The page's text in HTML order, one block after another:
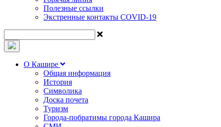
Полезные ссылки
Экстренные контакты COVID-19
О Кашире
Общая информация
История
Символика
Доска почета
Туризм
Города-побратимы города Кашира